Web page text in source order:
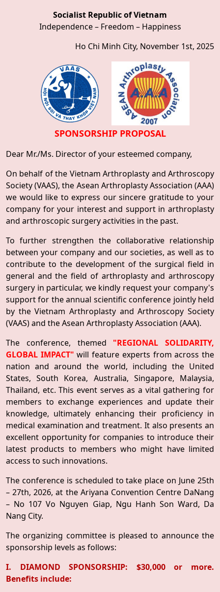
Socialist Republic of Vietnam
Independence – Freedom – Happiness
Ho Chi Minh City, November 1st, 2025
SPONSORSHIP PROPOSAL
Dear Mr./Ms. Director of your esteemed company,
On behalf of the Vietnam Arthroplasty and Arthroscopy
Society (VAAS), the Asean Arthroplasty Association (AAA)
we would like to express our sincere gratitude to your
company for your interest and support in arthroplasty
and arthroscopic surgery activities in the past.
To further strengthen the collaborative relationship
between your company and our societies, as well as to
contribute to the development of the surgical field in
general and the field of arthroplasty and arthroscopy
surgery in particular, we kindly request your company's
support for the annual scientific conference jointly held
by the Vietnam Arthroplasty and Arthroscopy Society
(VAAS) and the Asean Arthroplasty Association (AAA).
The conference, themed "REGIONAL SOLIDARITY,
GLOBAL IMPACT"will feature experts from across the
nation and around the world, including the United
States, South Korea, Australia, Singapore, Malaysia,
Thailand, etc. This event serves as a vital gathering for
members to exchange experiences and update their
knowledge, ultimately enhancing their proficiency in
medical examination and treatment. It also presents an
excellent opportunity for companies to introduce their
latest products to members who might have limited
access to such innovations.
The conference is scheduled to take place on June 25th
– 27th, 2026, at the Ariyana Convention Centre DaNang
– No 107 Vo Nguyen Giap, Ngu Hanh Son Ward, Da
Nang City.
The organizing committee is pleased to announce the
sponsorship levels as follows:
I. DIAMOND SPONSORSHIP: $30,000 or more.
Benefits include: